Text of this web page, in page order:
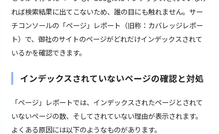
れば検索結果に出てこないため、誰の目にも触れません。サー
チコンソールの「ページ」レポート（旧称：カバレッジレポー
ト）で、御社のサイトのページがどれだけインデックスされて
いるかを確認できます。
インデックスされていないページの確認と対処
「ページ」レポートでは、インデックスされたページとされて
いないページの数、そしてされていない理由が表示されます。
よくある原因には以下のようなものがあります。